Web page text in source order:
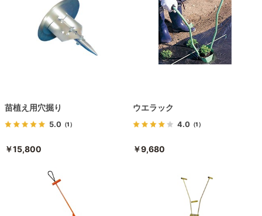
苗植え用穴掘り
5.0 （1）
￥15,800
ウエラック
4.0 （1）
￥9,680